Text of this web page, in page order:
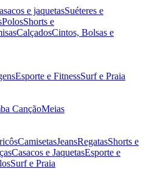
e jaquetasSuéteres e
PolosShorts e
CalçadosCintos, Bolsas e
Esporte e FitnessSurf e Praia
CançãoMeias
CamisetasJeansRegatasShorts e
Casacos e JaquetasEsporte e
Surf e Praia